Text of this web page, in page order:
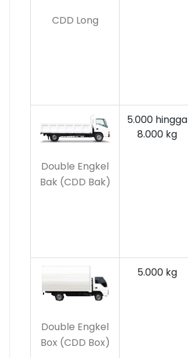
CDD Long
Double Engkel
Bak (CDD Bak)
5.000 hingga
8.000 kg
Double Engkel
Box (CDD Box)
5.000 kg